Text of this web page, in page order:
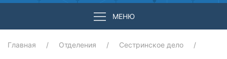
МЕНЮ
Главная Отделения Сестринское дело